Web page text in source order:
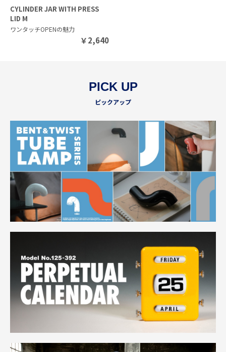
CYLINDER JAR WITH PRESS
LID M
ワンタッチOPENの魅力
￥2,640
PICK UP
ピックアップ